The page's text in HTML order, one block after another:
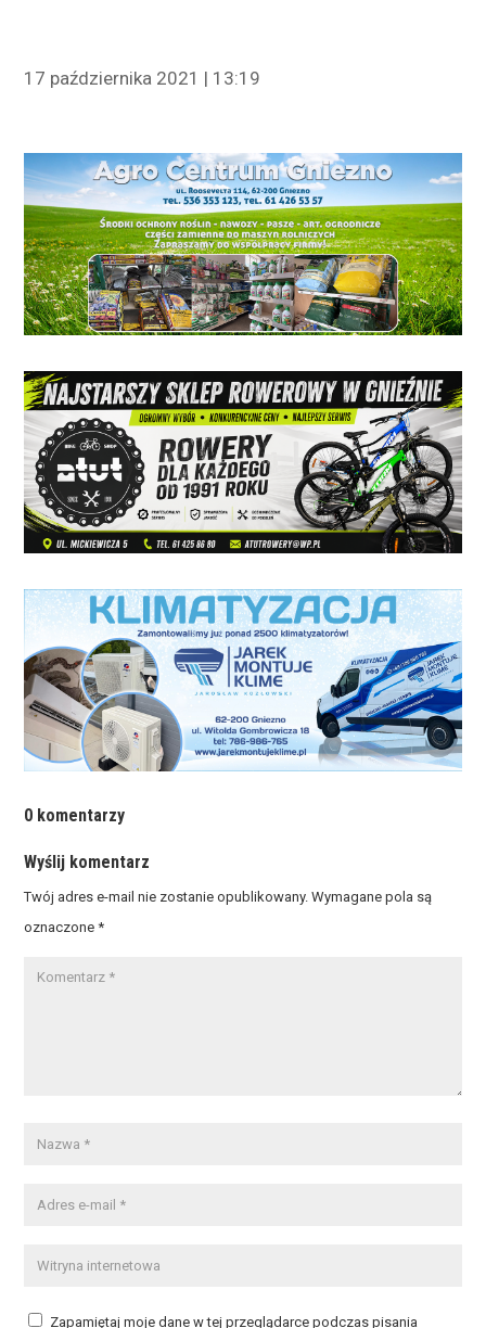
17 października 2021 | 13:19
0 komentarzy
Wyślij komentarz
Twój adres e-mail nie zostanie opublikowany. Wymagane pola są
oznaczone*
Zapamiętaj moje dane w tej przeglądarce podczas pisania